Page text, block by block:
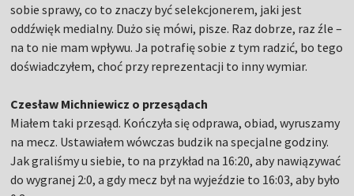
sobie sprawy, co to znaczy być selekcjonerem, jaki jest
oddźwięk medialny. Dużo się mówi, pisze. Raz dobrze, raz źle –
na to nie mam wpływu. Ja potrafię sobie z tym radzić, bo tego
doświadczyłem, choć przy reprezentacji to inny wymiar.
Czesław Michniewicz o przesądach
Miałem taki przesąd. Kończyła się odprawa, obiad, wyruszamy
na mecz. Ustawiałem wówczas budzik na specjalne godziny.
Jak graliśmy u siebie, to na przykład na 16:20, aby nawiązywać
do wygranej 2:0, a gdy mecz był na wyjeździe to 16:03, aby było